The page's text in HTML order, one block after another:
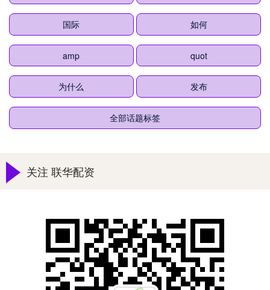
国际 如何
amp quot
为什么 发布
全部话题标签
关注 联华配资